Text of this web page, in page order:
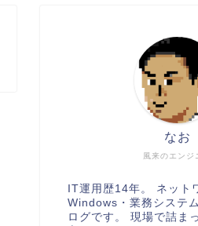
風来のエンジ
なお
IT運用歴14年。 ネット
Windows・業務システ
ログです。 現場で詰ま